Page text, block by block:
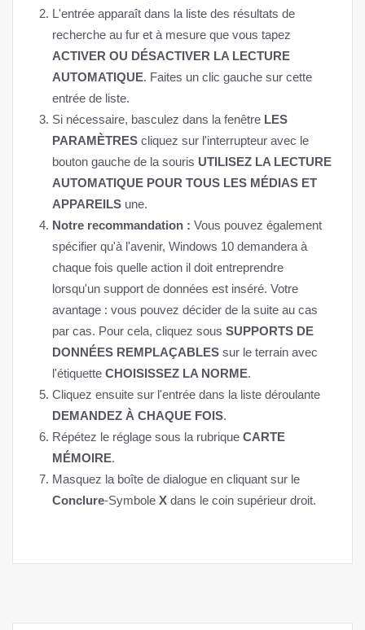
L'entrée apparaît dans la liste des résultats de
recherche au fur et à mesure que vous tapez
ACTIVER OU DÉSACTIVER LA LECTURE
AUTOMATIQUE. Faites un clic gauche sur cette
entrée de liste.
Si nécessaire, basculez dans la fenêtre LES
PARAMÈTRES cliquez sur l'interrupteur avec le
bouton gauche de la souris UTILISEZ LA LECTURE
AUTOMATIQUE POUR TOUS LES MÉDIAS ET
APPAREILS une.
Notre recommandation : Vous pouvez également
spécifier qu'à l'avenir, Windows 10 demandera à
chaque fois quelle action il doit entreprendre
lorsqu'un support de données est inséré. Votre
avantage : vous pouvez décider de la suite au cas
par cas. Pour cela, cliquez sous SUPPORTS DE
DONNÉES REMPLAÇABLES sur le terrain avec
l'étiquette CHOISISSEZ LA NORME.
Cliquez ensuite sur l'entrée dans la liste déroulante
DEMANDEZ À CHAQUE FOIS.
Répétez le réglage sous la rubrique CARTE
MÉMOIRE.
Masquez la boîte de dialogue en cliquant sur le
Conclure-Symbole X dans le coin supérieur droit.